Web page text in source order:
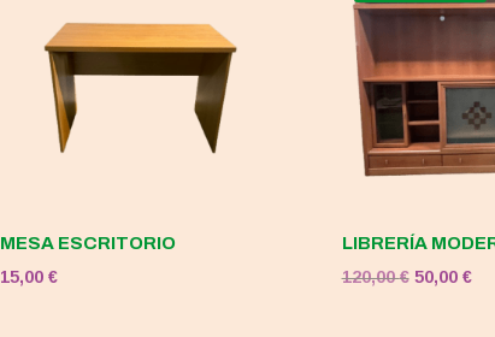
MESA ESCRITORIO
15,00 €
LIBRERÍA
120,00€ El
50,00 €El